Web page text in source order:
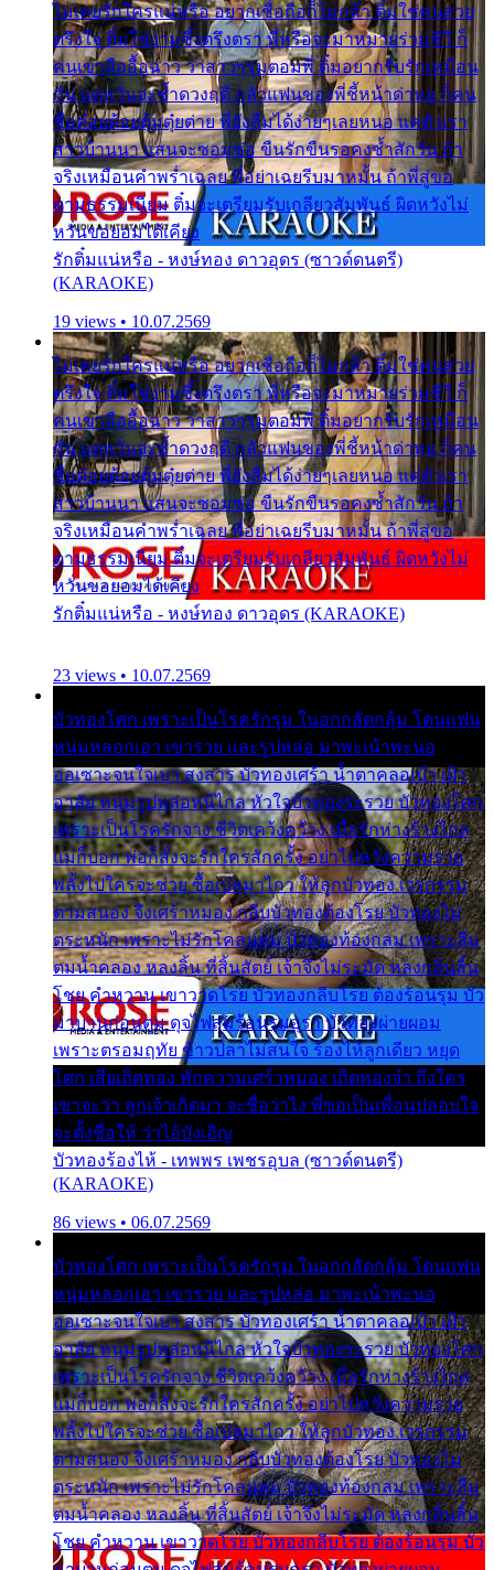
ไม่เคยรักใครแน่หรือ อยากเชื่อถือก็ไม่กล้า ติ๋มใช่คนสวย
ตรึงใจ ติ๋มใช่งามซึ้งตรึงตรา พี่หรือจะมาหมายร่วมชีวี ก็
คนเขาลืออื้อฉาว ว่าสาวๆรุมตอมพี่ ติ๋มอยากรับรักเหมือน
กัน แต่หวั่นจะช้ำดวงฤดี กลัวแฟนของพี่ชี้หน้าด่าทอ ก็คน
ชื่อต๋อยต้อยตุ้มตุ๋ยต่าย พี่ยังลืมได้ง่ายๆเลยหนอ แค่ตัวเรา
สาวบ้านนา แสนจะซอมซ่อ ขืนรักขืนรอคงช้ำสักวัน ถ้า
จริงเหมือนคำพร่ำเฉลย พี่อย่าเฉยรีบมาหมั้น ถ้าพี่สู่ขอ
ตามธรรมเนียม ติ๋มจะเตรียมรับเกลียวสัมพันธ์ ผิดหวังไม่
หวั่นขอยอมได้เคียง
รักติ๋มแน่หรือ - หงษ์ทอง ดาวอุดร (ซาวด์ดนตรี)
(KARAOKE)
19 views • 10.07.2569
ไม่เคยรักใครแน่หรือ อยากเชื่อถือก็ไม่กล้า ติ๋มใช่คนสวย
ตรึงใจ ติ๋มใช่งามซึ้งตรึงตรา พี่หรือจะมาหมายร่วมชีวี ก็
คนเขาลืออื้อฉาว ว่าสาวๆรุมตอมพี่ ติ๋มอยากรับรักเหมือน
กัน แต่หวั่นจะช้ำดวงฤดี กลัวแฟนของพี่ชี้หน้าด่าทอ ก็คน
ชื่อต๋อยต้อยตุ้มตุ๋ยต่าย พี่ยังลืมได้ง่ายๆเลยหนอ แค่ตัวเรา
สาวบ้านนา แสนจะซอมซ่อ ขืนรักขืนรอคงช้ำสักวัน ถ้า
จริงเหมือนคำพร่ำเฉลย พี่อย่าเฉยรีบมาหมั้น ถ้าพี่สู่ขอ
ตามธรรมเนียม ติ๋มจะเตรียมรับเกลียวสัมพันธ์ ผิดหวังไม่
หวั่นขอยอมได้เคียง
รักติ๋มแน่หรือ - หงษ์ทอง ดาวอุดร (KARAOKE)
23 views • 10.07.2569
บัวทองโศก เพราะเป็นโรครักรุม ในอกกลัดกลุ้ม โดนแฟน
หนุ่มหลอกเอา เขารวย และรูปหล่อ มาพะเน้าพะนอ
ออเซาะจนใจเบา สงสาร บัวทองเศร้า น้ำตาคลอเบ้า เฝ้า
อาลัย หนุ่มรูปหล่อหนีไกล หัวใจบัวทองระรวย บัวทองโศก
เพราะเป็นโรครักจาง ชีวิตเคว้งคว้าง เมื่อรักห่างร้างไกล
แม่ก็บอก พ่อก็สั่งจะรักใครสักครั้ง อย่าไปหวังความรวย
พลั้งไปใครจะช่วย ซื้อเปลมาไกว ให้ลูกบัวทอง เวรกรรม
ตามสนอง จึงเศร้าหมอง กลีบบัวทองต้องโรย บัวทองไม่
ตระหนัก เพราะไม่รักโคลนตม บัวทองท้องกลม เพราะลืม
ตมน้ำคลอง หลงลิ้น ที่สิ้นสัตย์ เจ้าจึงไม่ระมัด หลงกลิ่นลิ้น
โชย คำหวาน เขาวาดโรย บัวทองกลีบโรย ต้องร้อนรุม บัว
มาบานก่อนตูม ดุจไฟสุมร้อนรุมอุรา บัวทองผ่ายผอม
เพราะตรอมฤทัย ข้าวปลาไม่สนใจ ร้องไห้ลูกเดียว หยุด
โศก เสียเถิดทอง พักความเศร้าหมอง เถิดทองจ๋า ถึงใคร
เขาจะว่า ลูกเจ้าเกิดมา จะชื่อว่าไง พี่ขอเป็นเพื่อนปลอบใจ
จะตั้งชื่อให้ ว่าไอ้บังเอิญ
บัวทองร้องไห้ - เทพพร เพชรอุบล (ซาวด์ดนตรี)
(KARAOKE)
86 views • 06.07.2569
บัวทองโศก เพราะเป็นโรครักรุม ในอกกลัดกลุ้ม โดนแฟน
หนุ่มหลอกเอา เขารวย และรูปหล่อ มาพะเน้าพะนอ
ออเซาะจนใจเบา สงสาร บัวทองเศร้า น้ำตาคลอเบ้า เฝ้า
อาลัย หนุ่มรูปหล่อหนีไกล หัวใจบัวทองระรวย บัวทองโศก
เพราะเป็นโรครักจาง ชีวิตเคว้งคว้าง เมื่อรักห่างร้างไกล
แม่ก็บอก พ่อก็สั่งจะรักใครสักครั้ง อย่าไปหวังความรวย
พลั้งไปใครจะช่วย ซื้อเปลมาไกว ให้ลูกบัวทอง เวรกรรม
ตามสนอง จึงเศร้าหมอง กลีบบัวทองต้องโรย บัวทองไม่
ตระหนัก เพราะไม่รักโคลนตม บัวทองท้องกลม เพราะลืม
ตมน้ำคลอง หลงลิ้น ที่สิ้นสัตย์ เจ้าจึงไม่ระมัด หลงกลิ่นลิ้น
โชย คำหวาน เขาวาดโรย บัวทองกลีบโรย ต้องร้อนรุม บัว